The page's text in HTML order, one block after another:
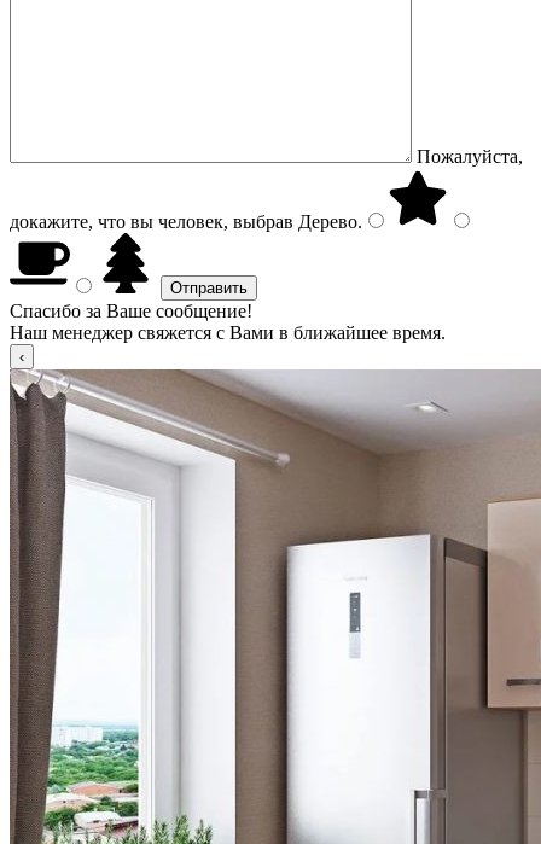
Пожалуйста,
докажите, что вы человек, выбрав Дерево.
Спасибо за Ваше сообщение!
Наш менеджер свяжется с Вами в ближайшее время.